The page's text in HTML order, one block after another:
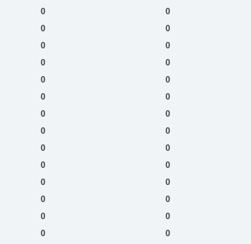
0 0
0 0
0 0
0 0
0 0
0 0
0 0
0 0
0 0
0 0
0 0
0 0
0 0
0 0